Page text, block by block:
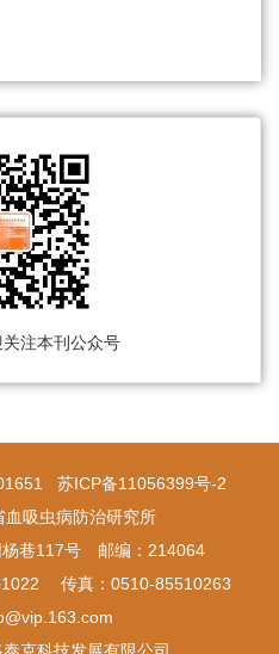
注本刊公众号
苏ICP备11056399号-2
吸虫病防治研究所
杨巷117号 邮编：214064
传真：0510-85510263